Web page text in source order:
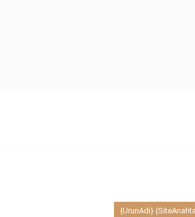
{UrunAdi}